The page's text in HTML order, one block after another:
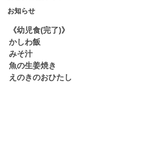
お知らせ
《幼児食(完了)》
かしわ飯
みそ汁
魚の生姜焼き
えのきのおひたし